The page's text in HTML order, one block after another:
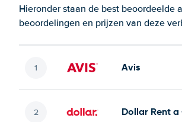
Hieronder staan de best beoordeelde
beoordelingen en prijzen van deze
Avis
Dollar Rent a